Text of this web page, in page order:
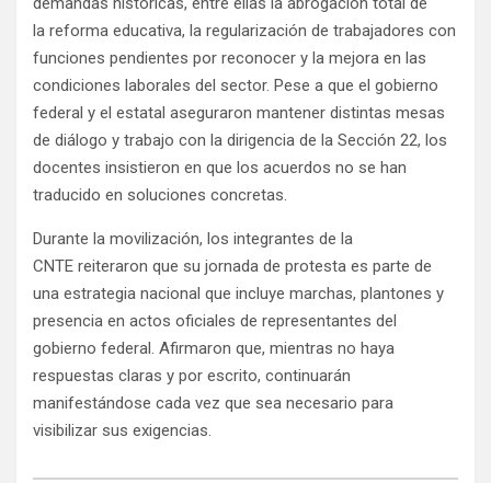
la reforma educativa, la regularización de trabajadores con
funciones pendientes por reconocer y la mejora en las
condiciones laborales del sector. Pese a que el gobierno
federal y el estatal aseguraron mantener distintas mesas
de diálogo y trabajo con la dirigencia de la Sección 22, los
docentes insistieron en que los acuerdos no se han
traducido en soluciones concretas.
Durante la movilización, los integrantes de la
CNTE reiteraron que su jornada de protesta es parte de
una estrategia nacional que incluye marchas, plantones y
presencia en actos oficiales de representantes del
gobierno federal. Afirmaron que, mientras no haya
respuestas claras y por escrito, continuarán
manifestándose cada vez que sea necesario para
visibilizar sus exigencias.